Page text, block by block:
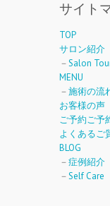
サイト
TOP
サロン紹介
－Salon
MENU
－施術の流
お客様の声
ご予約ご予
よくあるご
BLOG
－症例紹介
－Self Care